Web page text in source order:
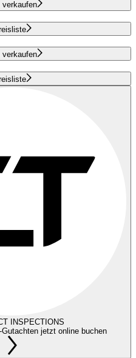
INSPECTIONS
jetzt online buchen